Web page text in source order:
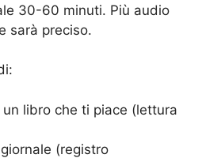
30-60 minuti. Più audio
sarà preciso.
libro che ti piace (lettura
(registro